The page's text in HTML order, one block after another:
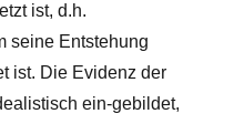
ist, d.h.
seine Entstehung
ist. Die Evidenz der
ein-gebildet,